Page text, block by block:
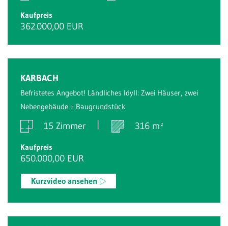
Kaufpreis
362.000,00 EUR
KARBACH
Befristetes Angebot! Ländliches Idyll: Zwei Häuser, zwei
Nebengebäude + Baugrundstück
15 Zimmer 316 m²
Kaufpreis
650.000,00 EUR
Kurzvideo ansehen